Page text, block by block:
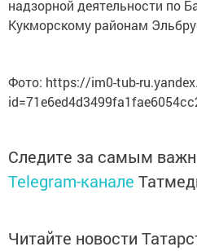
надзорной деятельности по
Кукморскому районам
Фото: https://im0-tub-
Следите за самым
Telegram-канале
Читайте новости